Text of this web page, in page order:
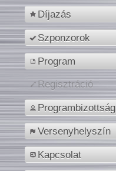
Díjazás
Szponzorok
Program
Regisztráció
Programbizottság
Versenyhelyszín
Kapcsolat